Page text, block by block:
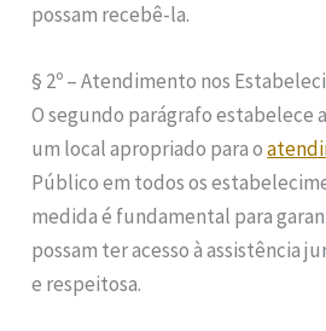
possam recebê-la.
§ 2º – Atendimento nos
O segundo parágrafo estabelece
um local apropriado para o
Público em todos os
medida é fundamental para
possam ter acesso à assistência
e respeitosa.